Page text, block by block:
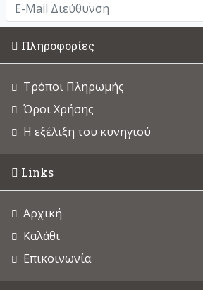
Πληροφορίες
Τρόποι Πληρωμής
Όροι Χρήσης
Η εξέλιξη του κυνηγιού
Links
Αρχική
Καλάθι
Επικοινωνία